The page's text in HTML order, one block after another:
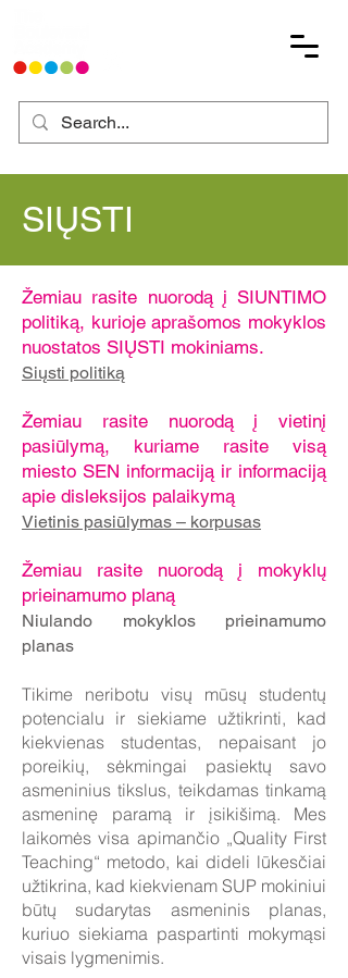
SIŲSTI
Žemiau rasite nuorodą į SIUNTIMO
politiką, kurioje aprašomos mokyklos
nuostatos SIŲSTI mokiniams.​
Siųsti politiką
Žemiau rasite nuorodą į vietinį
pasiūlymą, kuriame rasite visą
miesto SEN informaciją ir informaciją
apie disleksijos palaikymą
Vietinis pasiūlymas – korpusas
Žemiau rasite nuorodą į mokyklų
prieinamumo planą​
Niulando mokyklos prieinamumo
planas
Tikime neribotu visų mūsų studentų
potencialu ir siekiame užtikrinti, kad
kiekvienas studentas, nepaisant jo
poreikių, sėkmingai pasiektų savo
asmeninius tikslus, teikdamas tinkamą
asmeninę paramą ir įsikišimą. Mes
laikomės visa apimančio „Quality First
Teaching“ metodo, kai dideli lūkesčiai
užtikrina, kad kiekvienam SUP mokiniui
būtų sudarytas asmeninis planas,
kuriuo siekiama paspartinti mokymąsi
visais lygmenimis.